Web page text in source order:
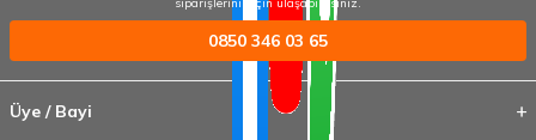
siparişleriniz için ulaşabilirsiniz.
0850 346 03 65
Üye / Bayi